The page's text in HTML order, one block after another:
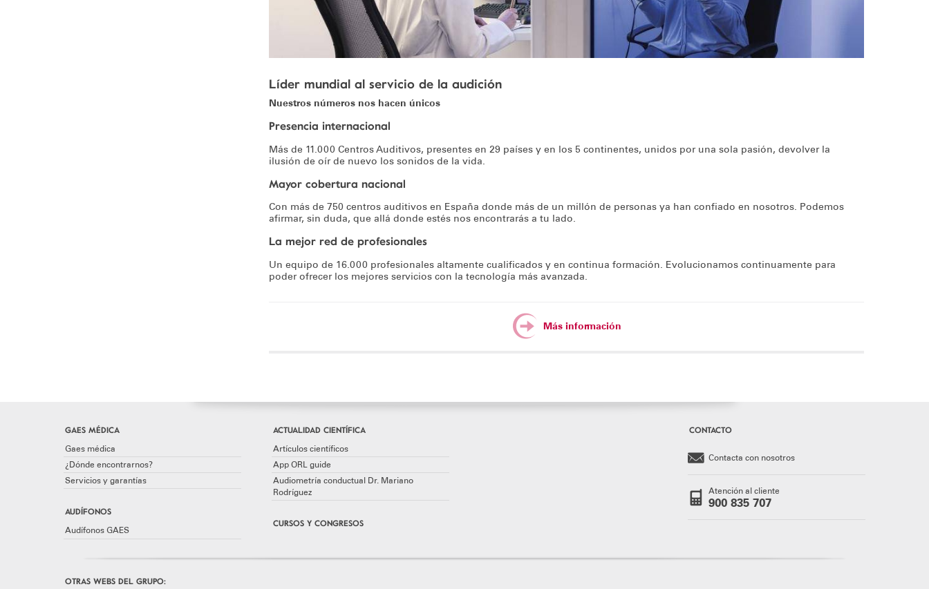
Líder mundial al servicio de la audición
Nuestros números nos hacen únicos
Presencia internacional
Más de 11.000 Centros Auditivos, presentes en 29 países y en los 5 continentes, unidos por una sola pasión, devolver la
ilusión de oír de nuevo los sonidos de la vida.
Mayor cobertura nacional
Con más de 750 centros auditivos en España donde más de un millón de personas ya han confiado en nosotros. Podemos
afirmar, sin duda, que allá donde estés nos encontrarás a tu lado.
La mejor red de profesionales
Un equipo de 16.000 profesionales altamente cualificados y en continua formación. Evolucionamos continuamente para
poder ofrecer los mejores servicios con la tecnología más avanzada.
Más información
GAES MÉDICA
Gaes médica
¿Dónde encontrarnos?
Servicios y garantías
AUDÍFONOS
Audífonos GAES
ACTUALIDAD CIENTÍFICA
Artículos científicos
App ORL guide
Audiometría conductual Dr. Mariano
Rodríguez
CURSOS Y CONGRESOS
CONTACTO
Contacta con nosotros
Atención al cliente
900 835 707
OTRAS WEBS DEL GRUPO: